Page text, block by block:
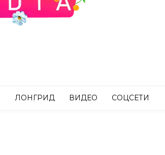
ЛОНГРИД ВИДЕО СОЦСЕТИ